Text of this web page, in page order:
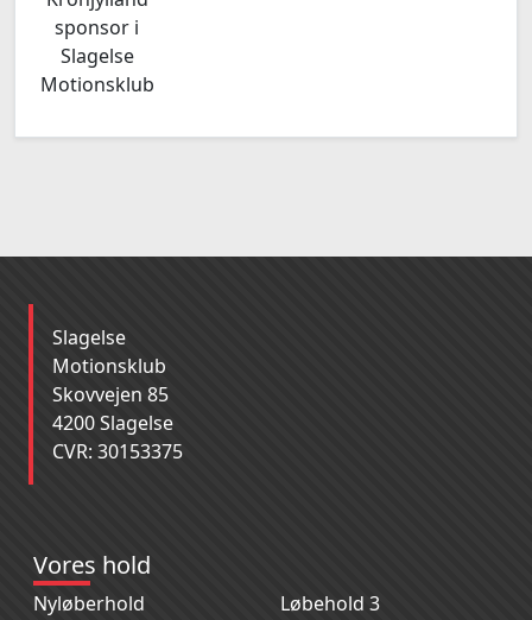
Vores hold
Nyløberhold
Løbehold 3
Slagelse
Motionsklub
Skovvejen 85
4200 Slagelse
CVR: 30153375